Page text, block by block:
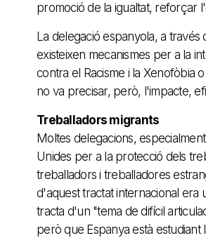
promoció de la igualtat, reforçar
La delegació espanyola, a
existeixen mecanismes per a la
contra el Racisme i la Xenofòbia
no va precisar, però, l'impacte,
Treballadors migrants
Moltes delegacions,
Unides per a la protecció dels
treballadors i treballadores
d'aquest tractat internacional era
tracta d'un "tema de difícil
però que Espanya està estudiant